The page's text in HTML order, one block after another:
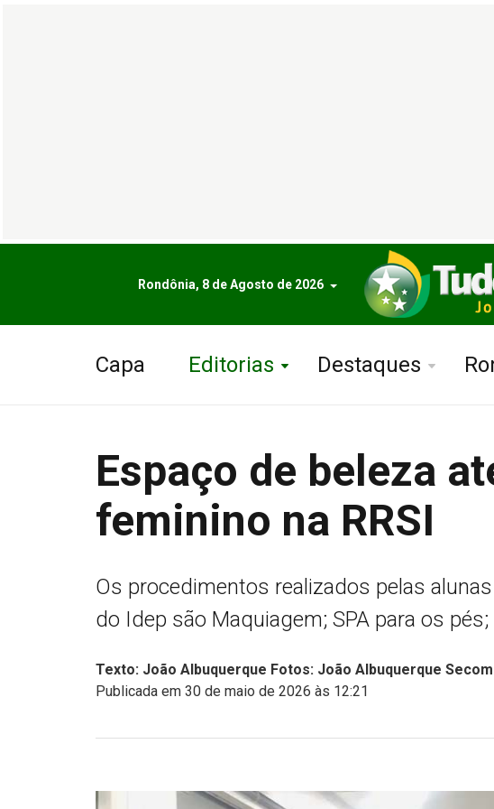
Rondônia, 8 de Agosto de 2026
Capa Editorias Destaques
Espaço de beleza
feminino na RRSI
Os procedimentos realizados pelas
do Idep são Maquiagem; SPA para os pés;
Texto: João Albuquerque Fotos: João Albuquerque
Publicada em 30 de maio de 2026 às 12:21